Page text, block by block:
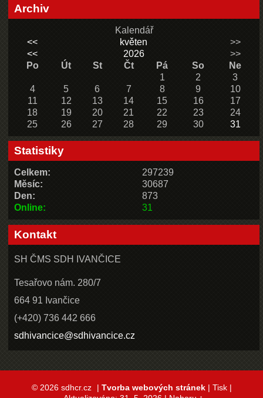
Archiv
Kalendář
<<
květen
>>
<<
2026
>>
Po
Út St Čt Pá So
Ne
1
2
3
4
5 6 7 8 9
10
11
12 13 14 15 16
17
18
19 20 21 22 23
24
25
26 27 28 29 30 31
Statistiky
Online: 31
Celkem:
297239
Měsíc:
30687
Den:
873
Kontakt
SH ČMS SDH IVANČICE
Tesařovo nám. 280/7
664 91 Ivančice
(+420) 736 442 666
sdhivancice@sdhivancice.cz
© 2026 sdhcr.cz | Tvorba webových stránek| Tisk|